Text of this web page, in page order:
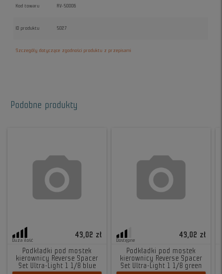
Kod towaru RV-50006
ID produktu 5027
Szczegóły dotyczące zgodności produktu z przepisami
Podobne produkty
Duża ilość
43,02 zł
Podkładki pod mostek
kierownicy Reverse Spacer
Set Ultra-Light 1 1/8 blue
Dostępne
43,02 zł
Podkładki pod mostek
kierownicy Reverse Spacer
Set Ultra-Light 1 1/8 green